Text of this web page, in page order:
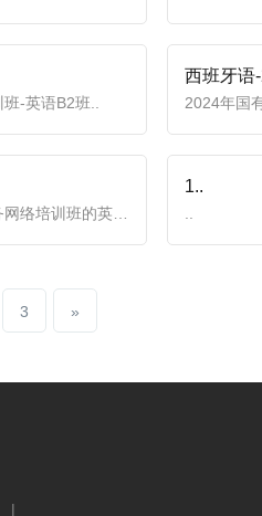
-英语B2班..
西班牙语
2024年国
本课程是2024年国有企业经贸外语实务网络培训班的英语拓展录..
1..
3 »
|